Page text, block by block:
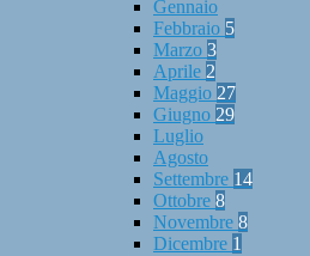
Gennaio
Febbraio 5
Marzo 3
Aprile 2
Maggio 27
Giugno 29
Luglio
Agosto
Settembre 14
Ottobre 8
Novembre 8
Dicembre 1